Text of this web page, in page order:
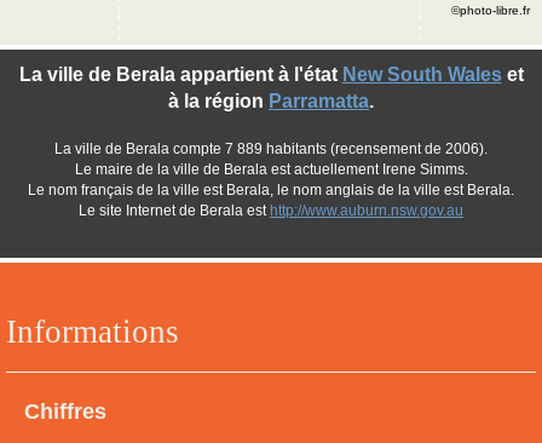
Informations
Chiffres
La ville de Berala appartient à l'état New South Waleset
à la région Parramatta.
La ville de Berala compte 7 889 habitants (recensement de 2006).
Le maire de la ville de Berala est actuellement Irene Simms.
Le nom français de la ville est Berala, le nom anglais de la ville est Berala.
Le site Internet de Berala est http://www.auburn.nsw.gov.au
©photo-libre.fr